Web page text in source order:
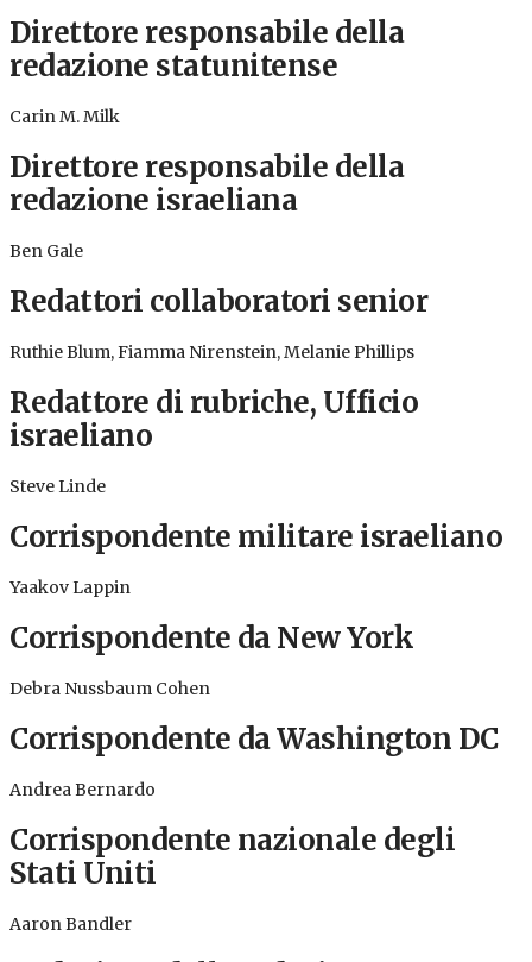
Direttore responsabile della
redazione statunitense
Carin M. Milk
Direttore responsabile della
redazione israeliana
Ben Gale
Redattori collaboratori senior
Ruthie Blum, Fiamma Nirenstein, Melanie Phillips
Redattore di rubriche, Ufficio
israeliano
Steve Linde
Corrispondente militare israeliano
Yaakov Lappin
Corrispondente da New York
Debra Nussbaum Cohen
Corrispondente da Washington DC
Andrea Bernardo
Corrispondente nazionale degli
Stati Uniti
Aaron Bandler